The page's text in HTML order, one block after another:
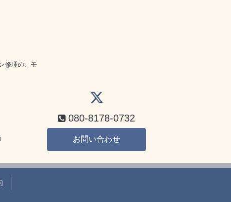
修理の、モ
080-8178-0732
お問い合わせ